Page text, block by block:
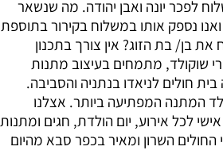
לפכר יונה ואבן יהודה. מה שנשאר
נספק אותו במשלוח בקירור בתוספת
בן/ בת הזוג? אין צורך בתכנון
שוקולד, מתמחים בעיצוב מתנות
בית חולים לניאדו בנתניה והסביבה.
המתנה המפתיעה ביותר. אצלנו
לכל אירוע, יום הולדת, חגים ומתנות
החולים השרון ומאיר בכפר סבא מהיום